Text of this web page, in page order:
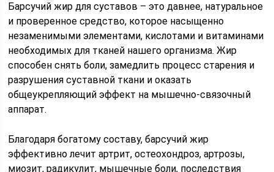
Барсучий жир для суставов – это давнее, натуральное
и проверенное средство, которое насыщенно
незаменимыми элементами, кислотами и витаминами
необходимых для тканей нашего организма. Жир
способен снять боли, замедлить процесс старения и
разрушения суставной ткани и оказать
общеукрепляющий эффект на мышечно-связочный
аппарат.
Благодаря богатому составу, барсучий жир
эффективно лечит артрит, остеохондроз, артрозы,
миозит, радикулит, мышечные боли, последствия